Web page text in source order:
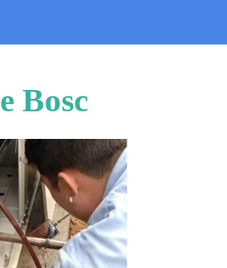
Bosc